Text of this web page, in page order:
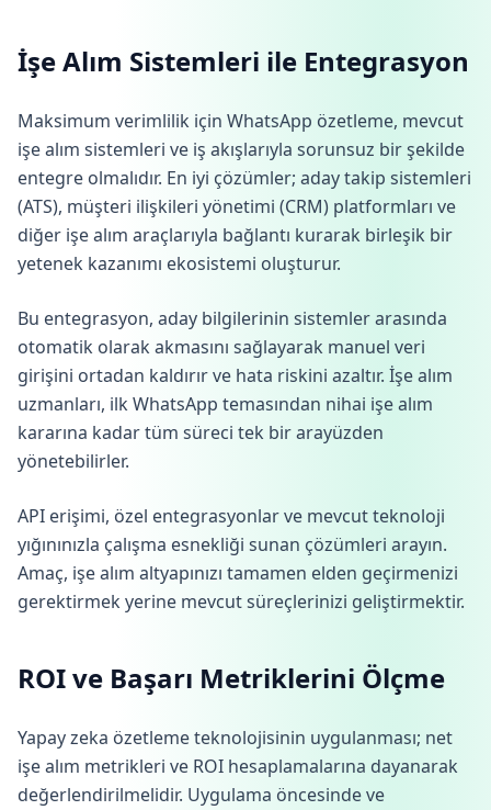
İşe Alım Sistemleri ile Entegrasyon
Maksimum verimlilik için WhatsApp özetleme, mevcut
işe alım sistemleri ve iş akışlarıyla sorunsuz bir şekilde
entegre olmalıdır. En iyi çözümler; aday takip sistemleri
(ATS), müşteri ilişkileri yönetimi (CRM) platformları ve
diğer işe alım araçlarıyla bağlantı kurarak birleşik bir
yetenek kazanımı ekosistemi oluşturur.
Bu entegrasyon, aday bilgilerinin sistemler arasında
otomatik olarak akmasını sağlayarak manuel veri
girişini ortadan kaldırır ve hata riskini azaltır. İşe alım
uzmanları, ilk WhatsApp temasından nihai işe alım
kararına kadar tüm süreci tek bir arayüzden
yönetebilirler.
API erişimi, özel entegrasyonlar ve mevcut teknoloji
yığınınızla çalışma esnekliği sunan çözümleri arayın.
Amaç, işe alım altyapınızı tamamen elden geçirmenizi
gerektirmek yerine mevcut süreçlerinizi geliştirmektir.
ROI ve Başarı Metriklerini Ölçme
Yapay zeka özetleme teknolojisinin uygulanması; net
işe alım metrikleri ve ROI hesaplamalarına dayanarak
değerlendirilmelidir. Uygulama öncesinde ve